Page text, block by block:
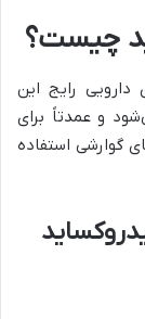
چیست؟
رایج این
و عمدتاً برای
گوارشی استفاده